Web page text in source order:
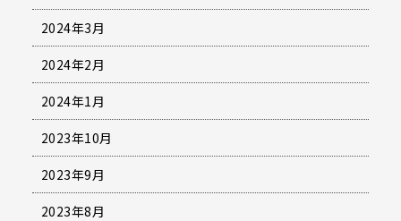
2024年3月
2024年2月
2024年1月
2023年10月
2023年9月
2023年8月